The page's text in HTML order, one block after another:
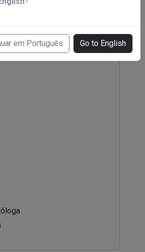
em Português Go to English